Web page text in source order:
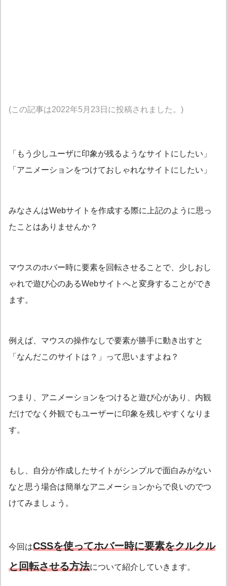
(この記事は2022年5月23日に投稿されました。)
「もう少しユーザに印象が残るようなサイトにしたい」
「アニメーションをつけておしゃれなサイトにしたい」
みなさんはWebサイトを作成する際に上記のように思っ
たことはありませんか？
マウスのホバー時に要素を回転させることで、少しおし
ゃれで遊び心のあるWebサイトへと変身することができ
ます。
例えば、マウスの操作なしで要素が勝手に動き出すと
「なんだこのサイトは？」って思いますよね？
つまり、アニメーションをつけると遊び心があり、内観
だけでなく外観でもユーザーに印象を残しやすくなりま
す。
もし、自分が作成したサイトがシンプルで面白みがない
なと思う場合は簡単なアニメーションからで良いのでつ
けてみましょう。
今回はCSSを使ってホバー時に要素をクルクル
と回転させる方法について紹介していきます。